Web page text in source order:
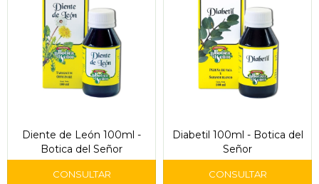
Diente de León 100ml -
Botica del Señor
Diabetil 100ml - Botica del
Señor